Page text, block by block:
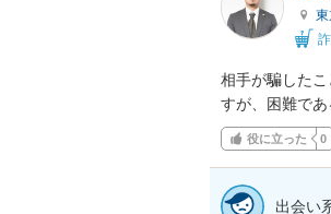
相手が騙した
すが、困難であ
役に立った 0
出会い